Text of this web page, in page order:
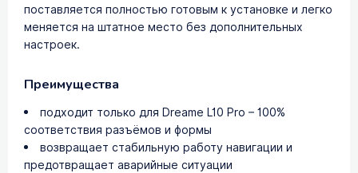
поставляется полностью готовым к установке и легко
меняется на штатное место без дополнительных
настроек.
Преимущества
подходит только для Dreame L10 Pro – 100%
соответствия разъёмов и формы
возвращает стабильную работу навигации и
предотвращает аварийные ситуации